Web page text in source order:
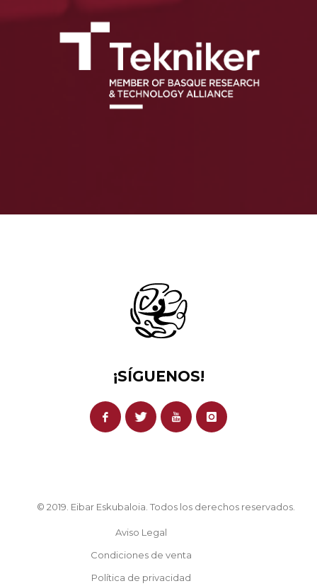
¡SÍGUENOS!
© 2019. Eibar Eskubaloia. Todos los derechos reservados.
Aviso Legal
Condiciones de venta
Política de privacidad